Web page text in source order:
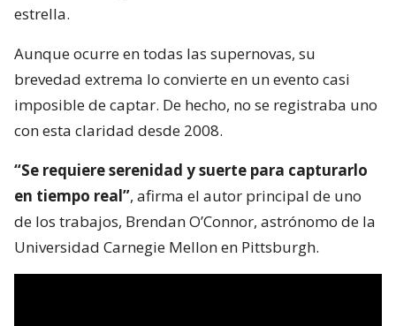
estrella.
Aunque ocurre en todas las supernovas, su
brevedad extrema lo convierte en un evento casi
imposible de captar. De hecho, no se registraba uno
con esta claridad desde 2008.
“Se requiere serenidad y suerte para capturarlo
en tiempo real”, afirma el autor principal de uno
de los trabajos, Brendan O’Connor, astrónomo de la
Universidad Carnegie Mellon en Pittsburgh.